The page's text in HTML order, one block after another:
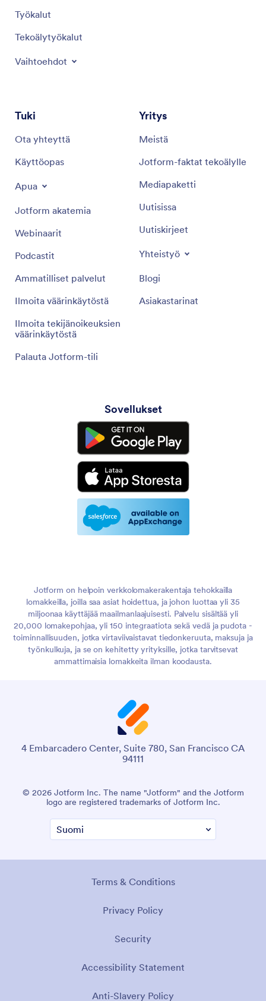
Työkalut
Tekoälytyökalut
Vaihtoehdot
Tuki
Ota yhteyttä
Käyttöopas
Apua
Jotform akatemia
Webinaarit
Podcastit
Ammatilliset palvelut
Ilmoita väärinkäytöstä
Ilmoita tekijänoikeuksien
väärinkäytöstä
Palauta Jotform-tili
Yritys
Meistä
Jotform-faktat tekoälylle
Mediapaketti
Uutisissa
Uutiskirjeet
Yhteistyö
Blogi
Asiakastarinat
Sovellukset
Jotform on helpoin verkkolomakerakentaja tehokkailla
lomakkeilla, joilla saa asiat hoidettua, ja johon luottaa yli 35
miljoonaa käyttäjää maailmanlaajuisesti. Palvelu sisältää yli
20,000 lomakepohjaa, yli 150 integraatiota sekä vedä ja pudota -
toiminnallisuuden, jotka virtaviivaistavat tiedonkeruuta, maksuja ja
työnkulkuja, ja se on kehitetty yrityksille, jotka tarvitsevat
ammattimaisia lomakkeita ilman koodausta.
4 Embarcadero Center, Suite 780, San Francisco CA
94111
© 2026 Jotform Inc. Nimi "Jotform" ja Jotform-logo ovat
Jotform Inc:n rekisteröityjä tavaramerkkejä.
Käyttöehdot
Tietosuojakäytäntö
Turvallisuus
Esteettömyyslauseke
Orjuuden vastainen käytäntö